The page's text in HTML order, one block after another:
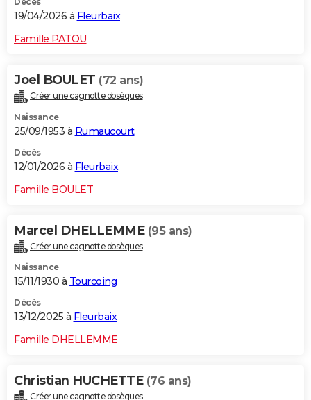
19/04/2026 à Fleurbaix
Famille PATOU
Joel BOULET (72 ans)
Créer une cagnotte obsèques
Naissance
25/09/1953 à Rumaucourt
Décès
12/01/2026 à Fleurbaix
Famille BOULET
Marcel DHELLEMME (95 ans)
Créer une cagnotte obsèques
Naissance
15/11/1930 à Tourcoing
Décès
13/12/2025 à Fleurbaix
Famille DHELLEMME
Christian HUCHETTE (76 ans)
Créer une cagnotte obsèques